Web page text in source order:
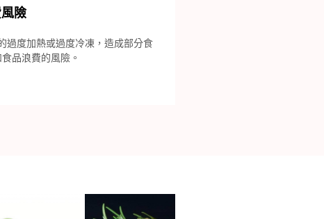
險
過度加熱或過度冷凍，造成部分食
品浪費的風險。